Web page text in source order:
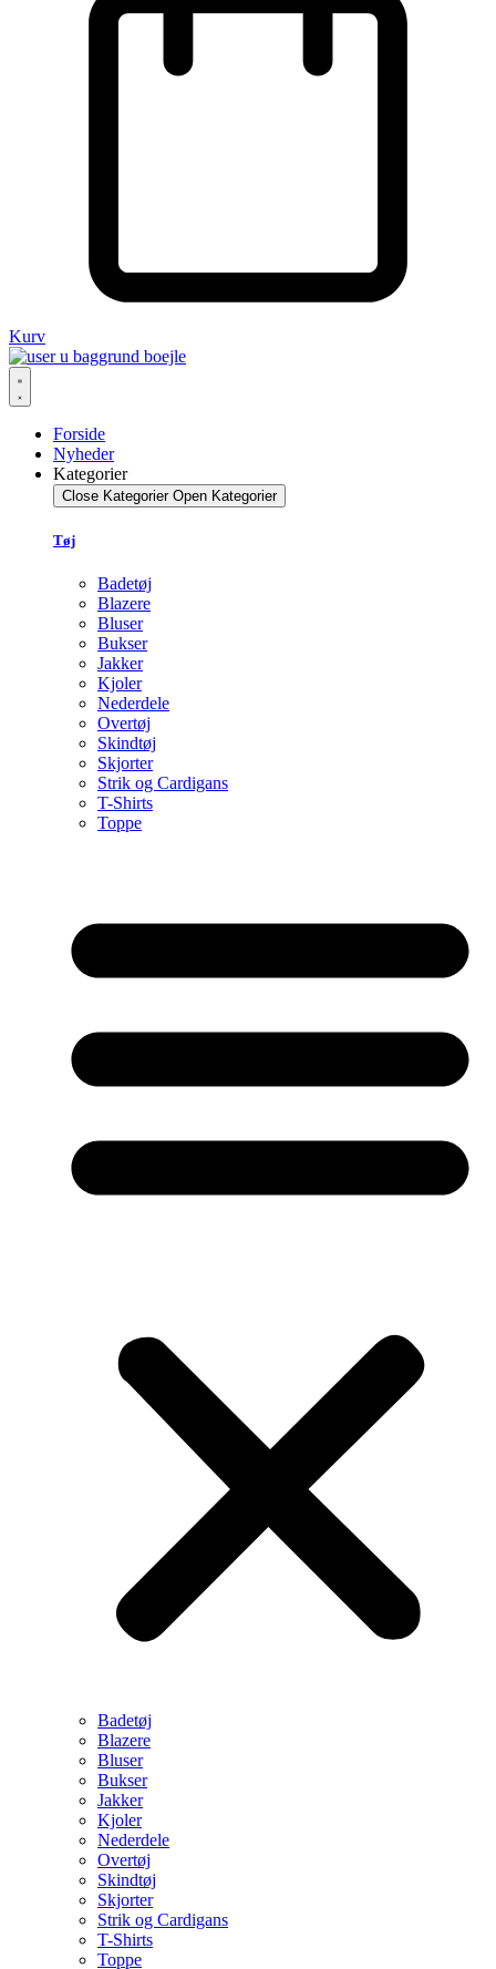
Kurv
Forside
Nyheder
Kategorier
Close Kategorier Open Kategorier
Tøj
Badetøj
Blazere
Bluser
Bukser
Jakker
Kjoler
Nederdele
Overtøj
Skindtøj
Skjorter
Strik og Cardigans
T-Shirts
Toppe
Badetøj
Blazere
Bluser
Bukser
Jakker
Kjoler
Nederdele
Overtøj
Skindtøj
Skjorter
Strik og Cardigans
T-Shirts
Toppe